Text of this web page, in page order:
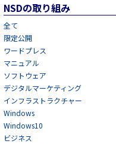
NSDの取り組み
全て
限定公開
ワードプレス
マニュアル
ソフトウェア
デジタルマーケティング
インフラストラクチャー
Windows
Windows10
ビジネス